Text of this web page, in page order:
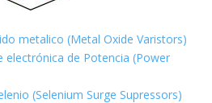
metalico (Metal Oxide Varistors)
electrónica de Potencia (Power
(Selenium Surge Supressors)